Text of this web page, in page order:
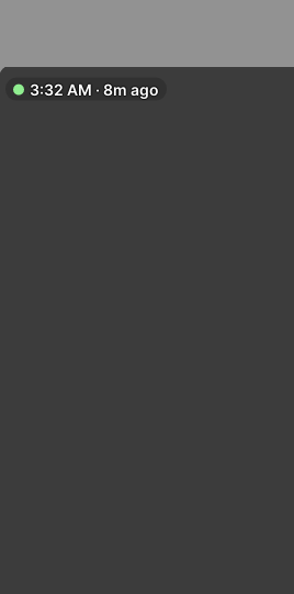
3:32 AM · 8m ago